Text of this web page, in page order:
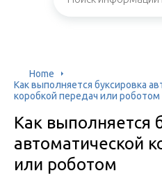
Home
Как выполняется буксировка
коробкой передач или роботом
Как выполняется
автоматической
или роботом